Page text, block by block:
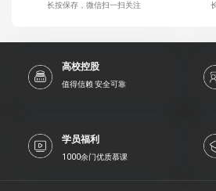
长按保存，微信扫一扫关注
高校控股
值得信赖 安全可靠
学员福利
1000余门优质慕课